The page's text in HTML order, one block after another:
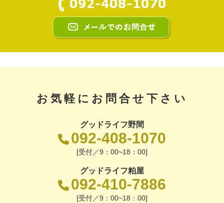
お気軽にお問合せ下さい
グッドライフ野間
092-408-1070
[受付／9：00~18：00]
グッドライフ粕屋
092-410-7886
[受付／9：00~18：00]